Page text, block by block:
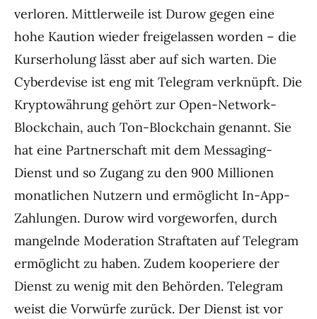
verloren. Mittlerweile ist Durow gegen eine
hohe Kaution wieder freigelassen worden – die
Kurserholung lässt aber auf sich warten. Die
Cyberdevise ist eng mit Telegram verknüpft. Die
Kryptowährung gehört zur Open-Network-
Blockchain, auch Ton-Blockchain genannt. Sie
hat eine Partnerschaft mit dem Messaging-
Dienst und so Zugang zu den 900 Millionen
monatlichen Nutzern und ermöglicht In-App-
Zahlungen. Durow wird vorgeworfen, durch
mangelnde Moderation Straftaten auf Telegram
ermöglicht zu haben. Zudem kooperiere der
Dienst zu wenig mit den Behörden. Telegram
weist die Vorwürfe zurück. Der Dienst ist vor